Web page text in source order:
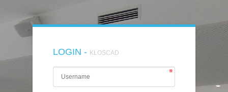
LOGIN - KLOSCAD